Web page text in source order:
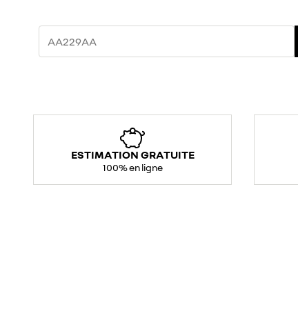
ESTIMATION GRATUITE
100% en ligne